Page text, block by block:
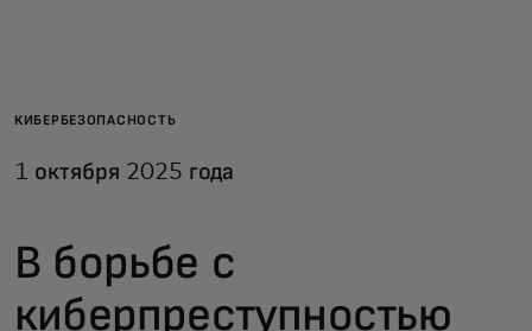
Для бизнеса
Для новаторов
КИБЕРБЕЗОПАСНОСТЬ
1 октября 2025 года
В борьбе с
киберпреступностью